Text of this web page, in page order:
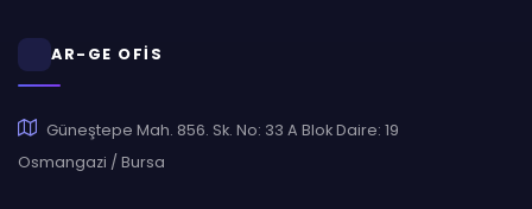
AR-GE OFİS
Güneştepe Mah. 856. Sk. No: 33 A Blok Daire: 19
Osmangazi / Bursa